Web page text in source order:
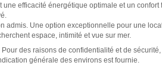
une efficacité énergétique optimale et un confort
admis. Une option exceptionnelle pour une
espace, intimité et vue sur mer.
Pour des raisons de confidentialité et de
générale des environs est fournie.